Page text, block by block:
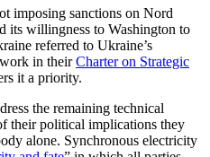
im­posing sanctions on Nord
its willingness to Washington to
referred to Ukraine’s
in theirCharter on Strategic
it a priority.
the remaining technical
their political implications they
alone. Synchronous electricity